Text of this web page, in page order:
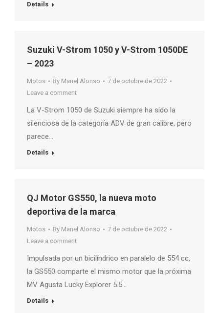
Details
Suzuki V-Strom 1050 y V-Strom 1050DE
– 2023
Motos By Manel Alonso
7 de octubre de 2022
Leave a comment
La V-Strom 1050 de Suzuki siempre ha sido la
silenciosa de la categoría ADV de gran calibre, pero
parece…
Details
QJ Motor GS550, la nueva moto
deportiva de la marca
Motos By Manel Alonso
7 de octubre de 2022
Leave a comment
Impulsada por un bicilíndrico en paralelo de 554 cc,
la GS550 comparte el mismo motor que la próxima
MV Agusta Lucky Explorer 5.5…
Details